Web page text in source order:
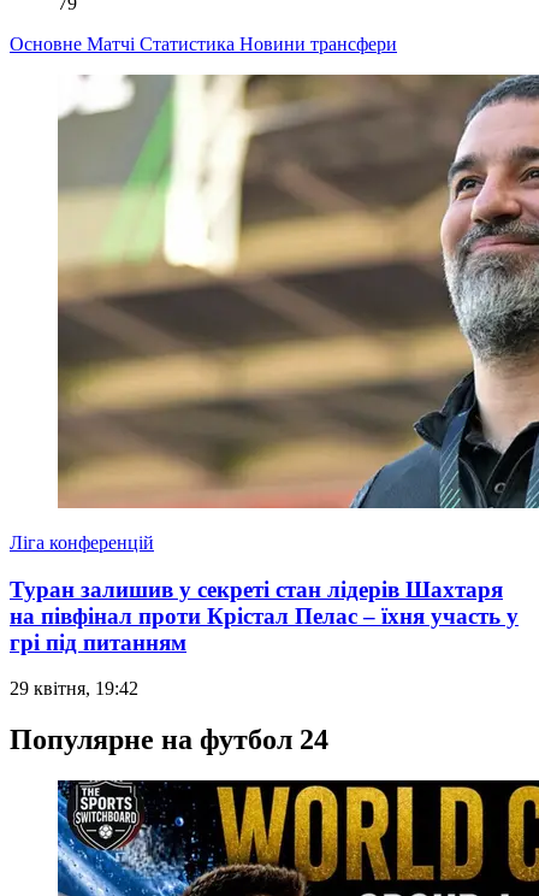
Основне Матчі Статистика Новини трансфери
Ліга конференцій
Туран залишив у секреті стан лідерів Шахтаря
на півфінал проти Крістал Пелас – їхня участь у
грі під питанням
29 квітня, 19:42
Популярне на футбол 24